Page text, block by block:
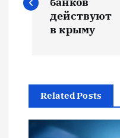
г
а
действуют
в крыму
Related Posts